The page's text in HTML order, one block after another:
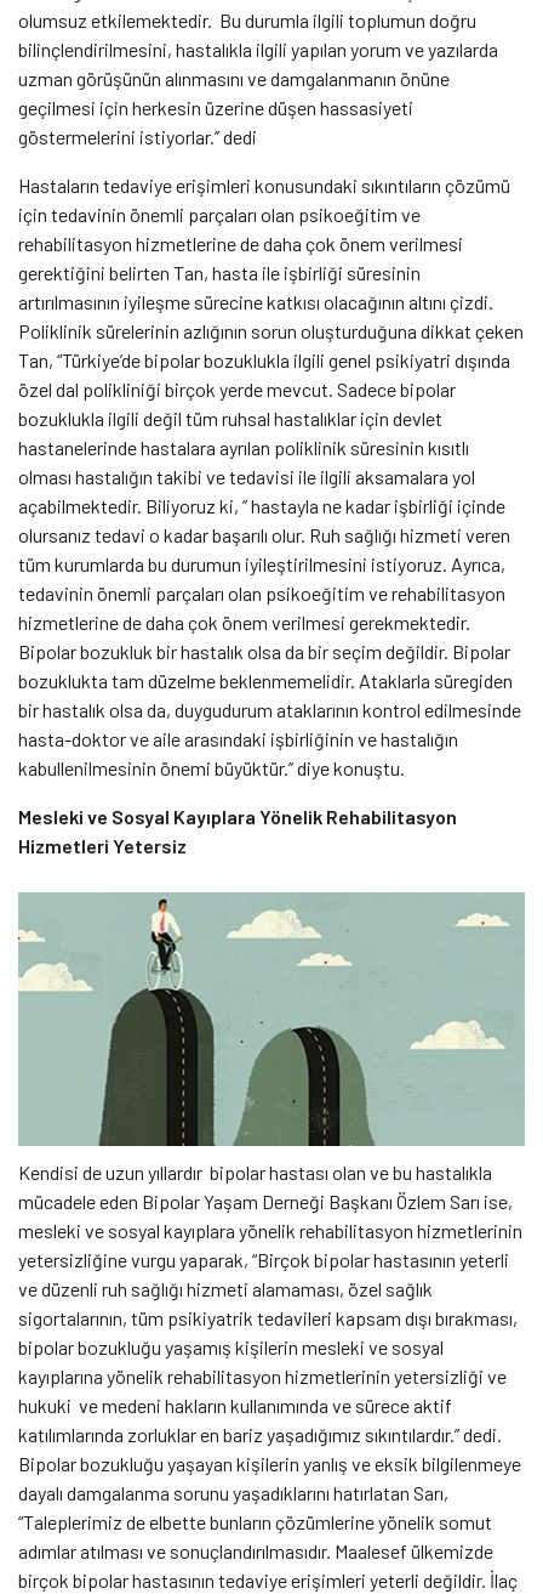
olumsuz etkilemektedir. Bu durumla ilgili toplumun doğru
bilinçlendirilmesini, hastalıkla ilgili yapılan yorum ve yazılarda
uzman görüşünün alınmasını ve damgalanmanın önüne
geçilmesi için herkesin üzerine düşen hassasiyeti
göstermelerini istiyorlar.’’ dedi
Hastaların tedaviye erişimleri konusundaki sıkıntıların çözümü
için tedavinin önemli parçaları olan psikoeğitim ve
rehabilitasyon hizmetlerine de daha çok önem verilmesi
gerektiğini belirten Tan, hasta ile işbirliği süresinin
artırılmasının iyileşme sürecine katkısı olacağının altını çizdi.
Poliklinik sürelerinin azlığının sorun oluşturduğuna dikkat çeken
Tan, “Türkiye’de bipolar bozuklukla ilgili genel psikiyatri dışında
özel dal polikliniği birçok yerde mevcut. Sadece bipolar
bozuklukla ilgili değil tüm ruhsal hastalıklar için devlet
hastanelerinde hastalara ayrılan poliklinik süresinin kısıtlı
olması hastalığın takibi ve tedavisi ile ilgili aksamalara yol
açabilmektedir. Biliyoruz ki, ” hastayla ne kadar işbirliği içinde
olursanız tedavi o kadar başarılı olur. Ruh sağlığı hizmeti veren
tüm kurumlarda bu durumun iyileştirilmesini istiyoruz. Ayrıca,
tedavinin önemli parçaları olan psikoeğitim ve rehabilitasyon
hizmetlerine de daha çok önem verilmesi gerekmektedir.
Bipolar bozukluk bir hastalık olsa da bir seçim değildir. Bipolar
bozuklukta tam düzelme beklenmemelidir. Ataklarla süregiden
bir hastalık olsa da, duygudurum ataklarının kontrol edilmesinde
hasta-doktor ve aile arasındaki işbirliğinin ve hastalığın
kabullenilmesinin önemi büyüktür.’’ diye konuştu.
Mesleki ve Sosyal Kayıplara Yönelik Rehabilitasyon
Hizmetleri Yetersiz
Kendisi de uzun yıllardır bipolar hastası olan ve bu hastalıkla
mücadele eden Bipolar Yaşam Derneği Başkanı Özlem Sarı ise,
mesleki ve sosyal kayıplara yönelik rehabilitasyon hizmetlerinin
yetersizliğine vurgu yaparak, “Birçok bipolar hastasının yeterli
ve düzenli ruh sağlığı hizmeti alamaması, özel sağlık
sigortalarının, tüm psikiyatrik tedavileri kapsam dışı bırakması,
bipolar bozukluğu yaşamış kişilerin mesleki ve sosyal
kayıplarına yönelik rehabilitasyon hizmetlerinin yetersizliği ve
hukuki ve medeni hakların kullanımında ve sürece aktif
katılımlarında zorluklar en bariz yaşadığımız sıkıntılardır.” dedi.
Bipolar bozukluğu yaşayan kişilerin yanlış ve eksik bilgilenmeye
dayalı damgalanma sorunu yaşadıklarını hatırlatan Sarı,
“Taleplerimiz de elbette bunların çözümlerine yönelik somut
adımlar atılması ve sonuçlandırılmasıdır. Maalesef ülkemizde
birçok bipolar hastasının tedaviye erişimleri yeterli değildir. İlaç